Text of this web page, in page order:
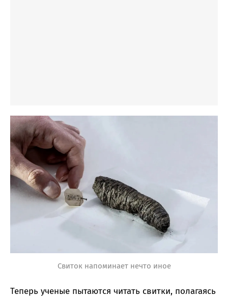
Свиток напоминает нечто иное
Теперь ученые пытаются читать свитки, полагаясь